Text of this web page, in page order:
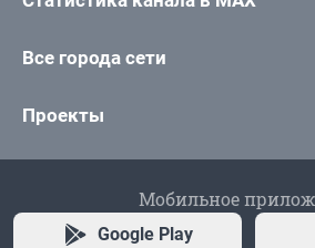
Все города сети
Проекты
Мобильное
Google Play